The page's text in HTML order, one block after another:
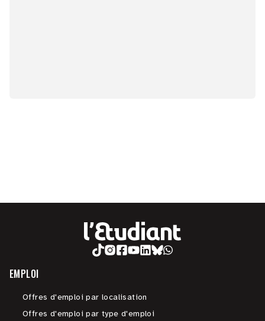
EMPLOI
Offres d'emploi par localisation
Offres d'emploi par type d'emploi